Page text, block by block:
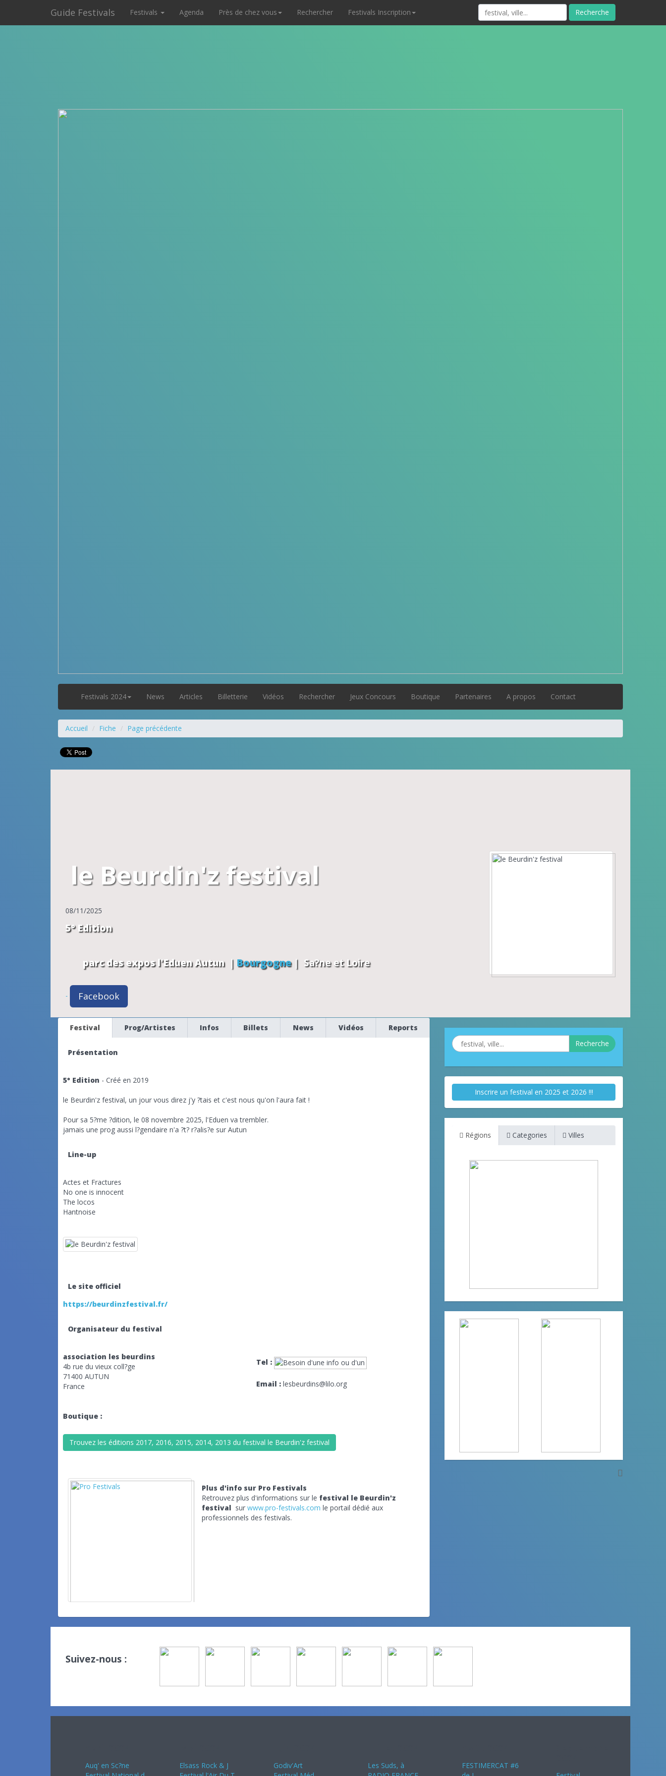
Guide Festivals Festivals Agenda Près de chez vous Rechercher Festivals Inscription Recherche
Festivals 2024 News Articles Billetterie Vidéos Rechercher Jeux Concours Boutique Partenaires A propos Contact
Accueil Fiche Page précédente
le Beurdin'z festival
08/11/2025
5° Edition
parc des expos l'Eduen Autun| Bourgogne| Sa?ne et Loire
- Facebook
Festival Prog/Artistes Infos Billets News Vidéos Reports
Présentation
5° Edition - Créé en 2019
le Beurdin'z festival, un jour vous direz j'y ?tais et c'est nous qu'on l'aura fait !
Pour sa 5?me ?dition, le 08 novembre 2025, l'Eduen va trembler.
jamais une prog aussi l?gendaire n'a ?t? r?alis?e sur Autun
Line-up
Actes et Fractures
No one is innocent
The locos
Hantnoise
Le site officiel
https://beurdinzfestival.fr/
Organisateur du festival
association les beurdins
4b rue du vieux coll?ge
71400 AUTUN
France
Tel :
Email : lesbeurdins@lilo.org
Boutique :
Trouvez les éditions 2017, 2016, 2015, 2014, 2013 du festival le Beurdin'z festival
Plus d'info sur Pro Festivals
Retrouvez plus d'informations sur le festival le Beurdin'z
festival sur www.pro-festivals.com le portail dédié aux
professionnels des festivals.
Recherche
Inscrire un festival en 2025 et 2026 !!!
Régions Categories Villes
Suivez-nous :
Auq' en Sc?ne
Elsass Rock & J
Godiv'Art
Les Suds, à
FESTIMERCAT #6